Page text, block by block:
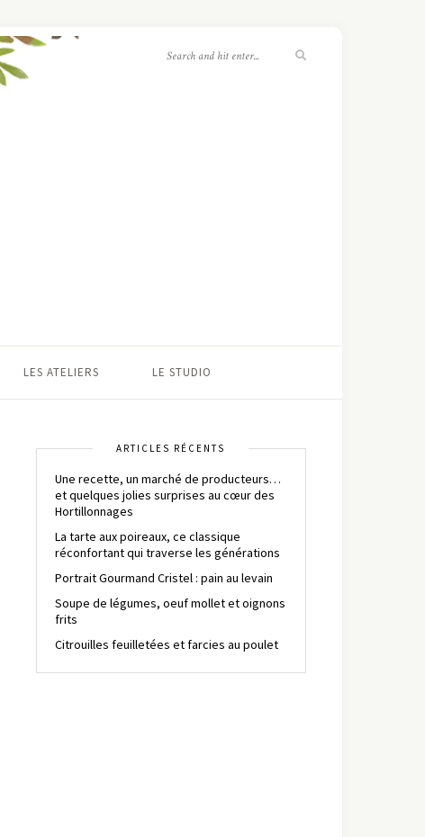
LES ATELIERS LE STUDIO
ARTICLES RÉCENTS
Une recette, un marché de producteurs…
et quelques jolies surprises au cœur des
Hortillonnages
La tarte aux poireaux, ce classique
réconfortant qui traverse les générations
Portrait Gourmand Cristel : pain au levain
Soupe de légumes, oeuf mollet et oignons
frits
Citrouilles feuilletées et farcies au poulet